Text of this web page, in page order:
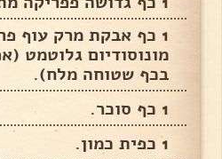
1 כף אבקת מרק עוף
מונוסודיום גלוטמט
בכף שטוחה מלח).
1 כף סוכר.
1 כפית כמון.